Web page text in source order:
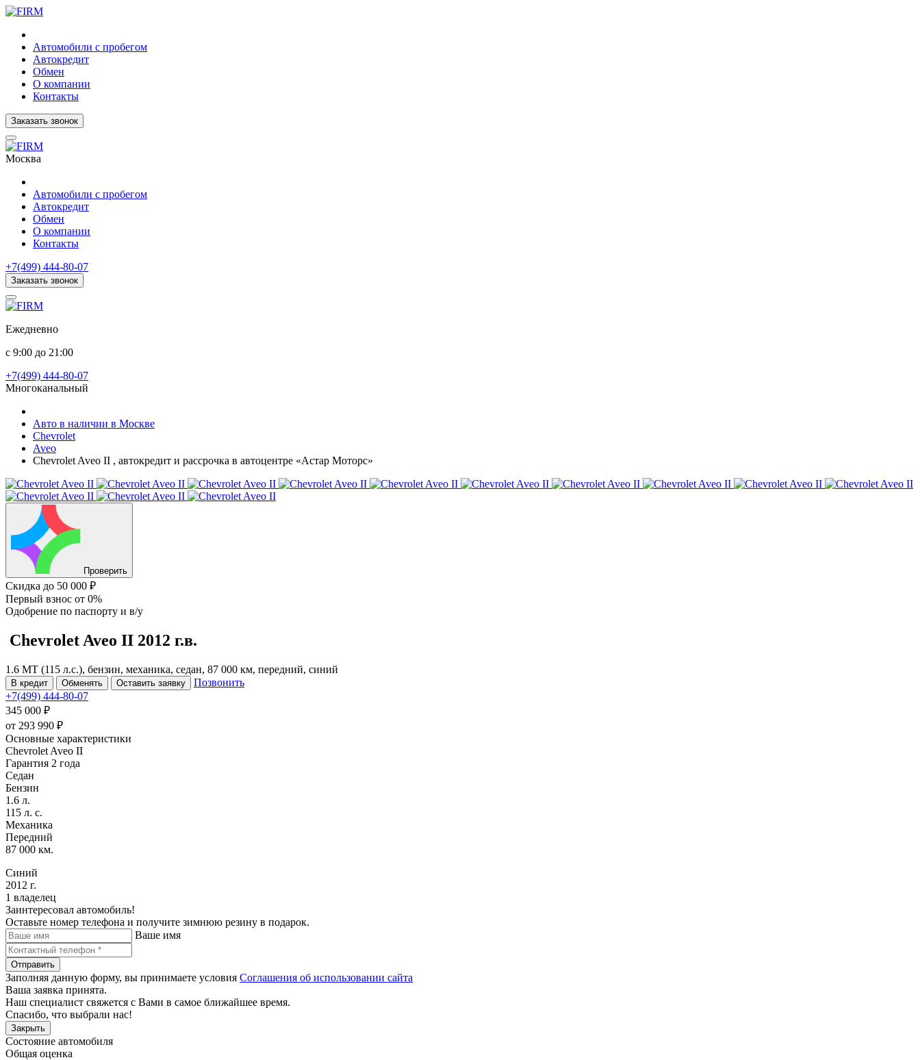
Автомобили с пробегом
Автокредит
Обмен
О компании
Контакты
Заказать звонок
Москва
Автомобили с пробегом
Автокредит
Обмен
О компании
Контакты
+7(499) 444-80-07
Заказать звонок
Ежедневно
с 9:00 до 21:00
+7(499) 444-80-07
Многоканальный
Авто в наличии в Москве
Chevrolet
Aveo
Chevrolet Aveo II , автокредит и рассрочка в автоцентре «Астар Моторс»
Проверить
Скидка до 50 000 ₽
Первый взнос от 0%
Одобрение по паспорту и в/у
Chevrolet Aveo II 2012 г.в.
1.6 MT (115 л.с.), бензин, механика, седан, 87 000 км, передний, синий
В кредит Обменять Оставить заявку
Позвонить
+7(499) 444-80-07
345 000 ₽
от 293 990 ₽
Основные характеристики
Chevrolet Aveo II
Гарантия 2 года
Седан
Бензин
1.6 л.
115 л. с.
Механика
Передний
87 000 км.
Синий
2012 г.
1 владелец
Заинтересовал автомобиль!
Оставьте номер телефона и получите зимнюю резину в подарок.
Ваше имя
Отправить
Заполняя данную форму, вы принимаете условия Соглашения об использовании сайта
Ваша заявка принята.
Наш специалист свяжется с Вами в самое ближайшее время.
Спасибо, что выбрали нас!
Закрыть
Состояние автомобиля
Общая оценка